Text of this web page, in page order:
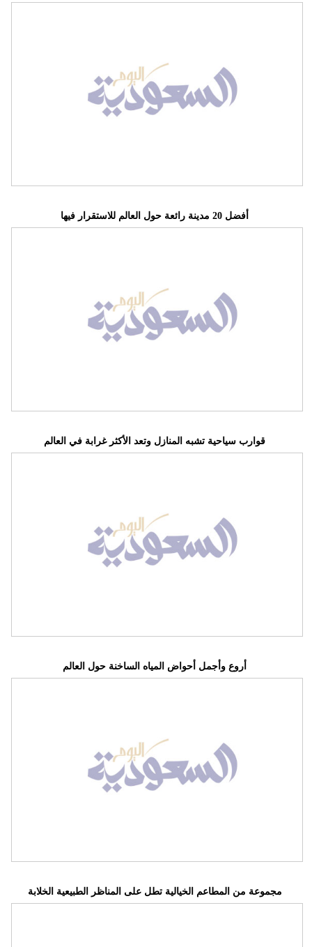
أفضل 20 مدينة رائعة حول العالم للاستقرار فيها
قوارب سياحية تشبه المنازل وتعد الأكثر غرابة في العالم
أروع وأجمل أحواض المياه الساخنة حول العالم
مجموعة من المطاعم الخيالية تطل على المناظر الطبيعية الخلابة